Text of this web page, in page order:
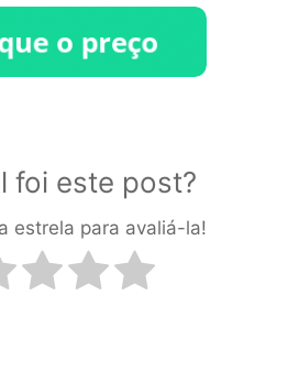
foi este post?
estrela para avaliá-la!